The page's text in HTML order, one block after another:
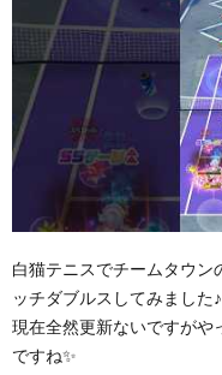
白猫テニスでチームタウン
ッチダブルスしてみました♪
現在全然更新ないですがや
ですね✨